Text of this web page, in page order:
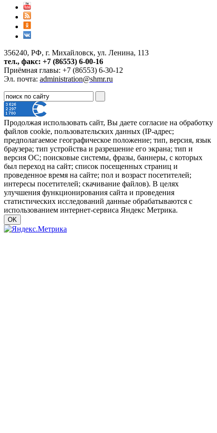
356240, РФ, г. Михайловск, ул. Ленина, 113
тел., факс: +7 (86553) 6-00-16
Приёмная главы: +7 (86553) 6-30-12
Эл. почта: administration@shmr.ru
Продолжая использовать сайт, Вы даете согласие на обработку
файлов cookie, пользовательских данных (IP-адрес;
предполагаемое географическое положение; тип, версия, язык
браузера; тип устройства и разрешение его экрана; тип и
версия ОС; поисковые системы, фразы, баннеры, с которых
был переход на сайт; список посещенных страниц и
проведенное время на сайте; пол и возраст посетителей;
интересы посетителей; скачивание файлов). В целях
улучшения функционирования сайта и проведения
статистических исследований данные обрабатываются с
использованием интернет-сервиса Яндекс Метрика.
OK